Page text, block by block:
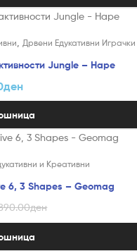
Дрвени Едукативни Играчки
Jungle – Hape
ден
и Креативни
Коцки Сет Magicube Creative 6, 3 Shapes – Geomag
ден